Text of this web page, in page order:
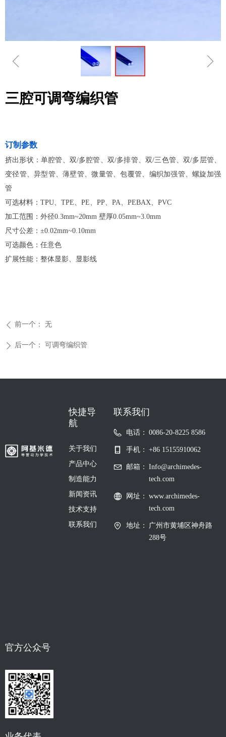
三腔可调弯编织管
订制参数
挤出形状：单腔管、双/多腔管、双/多排管、双/三色管、双/多层管、
变径管、异型管、薄壁管、微量管、包覆管、编织加强管、螺旋加强
管
可选材料：TPU、TPE、PE、PP、PA、PEBAX、PVC
加工范围：外径0.3mm~20mm 壁厚0.05mm~3.0mm
尺寸公差：±0.02mm~0.10mm
可选颜色：任意色
扩展性能：整体显影、显影线
ꁆ ꁇ
ꄴ 前一个： 无
ꄲ 后一个： 可调弯编织管
官方公众号
联系我们
电话： 0086-20-8225 8586
手机： +86 15155910062
邮箱：
Info@archimedes-
tech.com
网址：
www.archimedes-
tech.com
地址：
广州市黄埔区神舟路
288号
快捷导
航
关于我们
产品中心
制造能力
新闻资讯
技术支持
联系我们